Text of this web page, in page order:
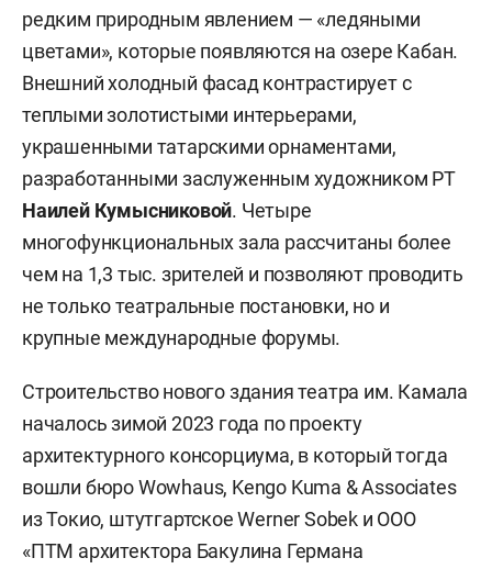
редким природным явлением — «ледяными
цветами», которые появляются на озере Кабан.
Внешний холодный фасад контрастирует с
теплыми золотистыми интерьерами,
украшенными татарскими орнаментами,
разработанными заслуженным художником РТ
Наилей Кумысниковой. Четыре
многофункциональных зала рассчитаны более
чем на 1,3 тыс. зрителей и позволяют проводить
не только театральные постановки, но и
крупные международные форумы.
Строительство нового здания театра им. Камала
началось зимой 2023 года по проекту
архитектурного консорциума, в который тогда
вошли бюро Wowhaus, Kengo Kuma & Associates
из Токио, штутгартское Werner Sobek и ООО
«ПТМ архитектора Бакулина Германа